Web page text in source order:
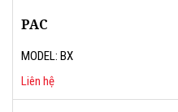
PAC
MODEL: BX
Liên hệ